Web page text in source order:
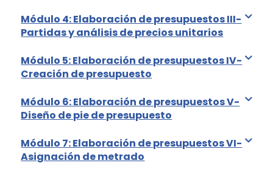
Módulo 4: Elaboración de presupuestos III-
Partidas y análisis de precios unitarios
Módulo 5: Elaboración de presupuestos IV-
Creación de presupuesto
Módulo 6: Elaboración de presupuestos V-
Diseño de pie de presupuesto
Módulo 7: Elaboración de presupuestos VI-
Asignación de metrado